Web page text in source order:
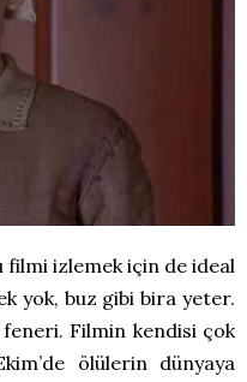
filmi izlemek için de ideal
yok, buz gibi bira yeter.
Filmin kendisi çok
ölülerin dünyaya